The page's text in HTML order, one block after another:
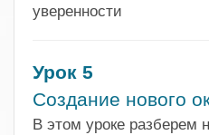
уверенности
Урок 5
Создание нового
В этом уроке разберем